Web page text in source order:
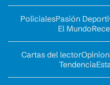
PolicialesPasión
El Mundo
Cartas del lectorOpinion
Tendencia